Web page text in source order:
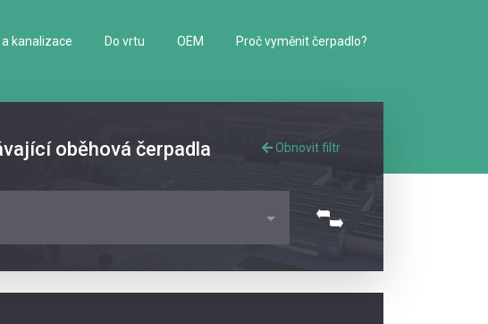
kanalizace Do vrtu OEM Proč vyměnit čerpadlo?
oběhová čerpadla Obnovit filtr